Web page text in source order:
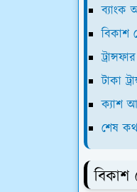
ব্যাংক
বিকাশ
টাকা
ক্যাশ
শেষ
বিকাশ